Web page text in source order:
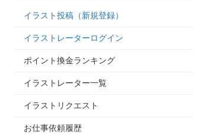
イラスト投稿（新規登録）
イラストレーターログイン
ポイント換金ランキング
イラストレーター一覧
イラストリクエスト
お仕事依頼履歴